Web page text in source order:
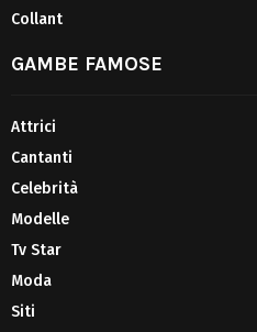
Collant
GAMBE FAMOSE
Attrici
Cantanti
Celebrità
Modelle
Tv Star
Moda
Siti